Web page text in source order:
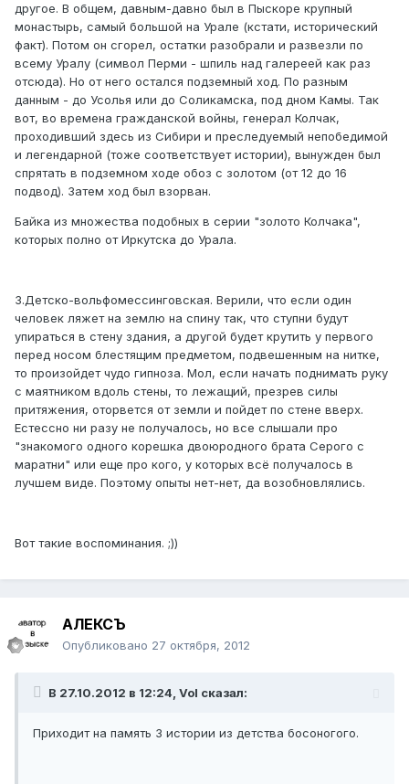
другое. В общем, давным-давно был в Пыскоре крупный
монастырь, самый большой на Урале (кстати, исторический
факт). Потом он сгорел, остатки разобрали и развезли по
всему Уралу (символ Перми - шпиль над галереей как раз
отсюда). Но от него остался подземный ход. По разным
данным - до Усолья или до Соликамска, под дном Камы. Так
вот, во времена гражданской войны, генерал Колчак,
проходивший здесь из Сибири и преследуемый непобедимой
и легендарной (тоже соответствует истории), вынужден был
спрятать в подземном ходе обоз с золотом (от 12 до 16
подвод). Затем ход был взорван.
Байка из множества подобных в серии "золото Колчака",
которых полно от Иркутска до Урала.
3.Детско-вольфомессинговская. Верили, что если один
человек ляжет на землю на спину так, что ступни будут
упираться в стену здания, а другой будет крутить у первого
перед носом блестящим предметом, подвешенным на нитке,
то произойдет чудо гипноза. Мол, если начать поднимать руку
с маятником вдоль стены, то лежащий, презрев силы
притяжения, оторвется от земли и пойдет по стене вверх.
Естессно ни разу не получалось, но все слышали про
"знакомого одного корешка двоюродного брата Серого с
маратни" или еще про кого, у которых всё получалось в
лучшем виде. Поэтому опыты нет-нет, да возобновлялись.
Вот такие воспоминания. ;))
АЛЕКСЪ
Опубликовано 27 октября, 2012
В 27.10.2012 в 12:24, Vol сказал:
Приходит на память 3 истории из детства босоногого.